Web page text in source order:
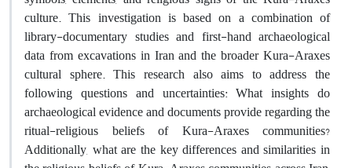
culture. This investigation is based on a combination of
library-documentary studies and first-hand archaeological
data from excavations in Iran and the broader Kura-Araxes
cultural sphere. This research also aims to address the
following questions and uncertainties: What insights do
archaeological evidence and documents provide regarding the
ritual-religious beliefs of Kura-Araxes communities?
Additionally, what are the key differences and similarities in